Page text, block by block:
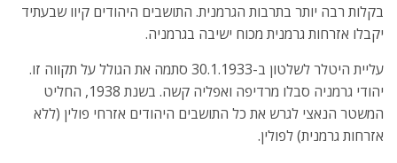
בקלות רבה יותר בתרבות הגרמנית. התושבים היהודים קיוו שבעתיד
יקבלו אזרחות גרמנית מכוח ישיבה בגרמניה.
עליית היטלר לשלטון ב-30.1.1933 סתמה את הגולל על תקווה זו.
יהודי גרמניה סבלו מרדיפה ואפליה קשה. בשנת 1938, החליט
המשטר הנאצי לגרש את כל התושבים היהודים אזרחי פולין (ללא
אזרחות גרמנית) לפולין.